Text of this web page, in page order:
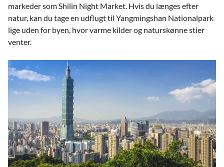
markeder som Shilin Night Market. Hvis du længes efter
natur, kan du tage en udflugt til Yangmingshan Nationalpark
lige uden for byen, hvor varme kilder og naturskønne stier
venter.